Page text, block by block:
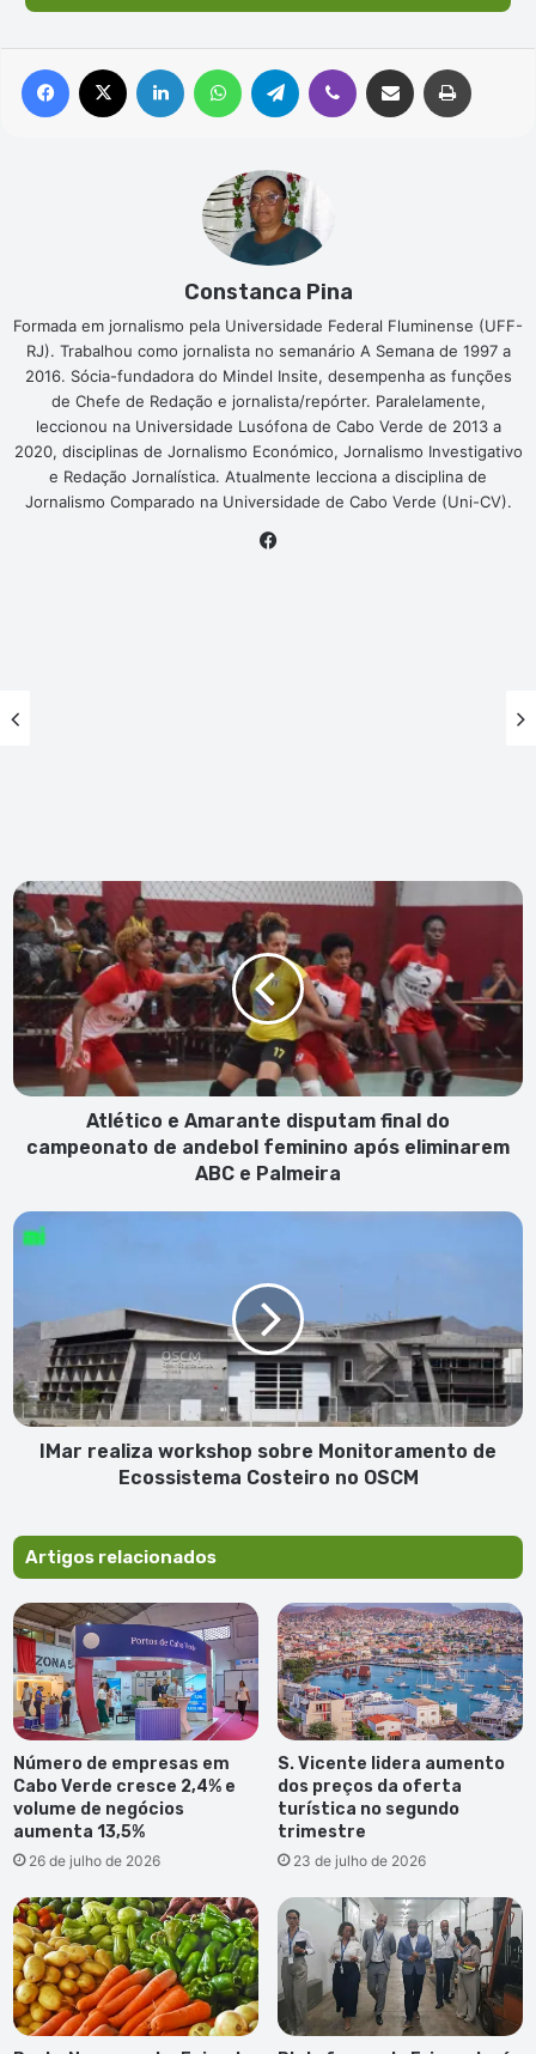
Facebook Linkedin WhatsAppTelegram Viber Compartilhar via e-mail
Constanca Pina
Formada em jornalismo pela Universidade Federal Fluminense (UFF-
RJ). Trabalhou como jornalista no semanário A Semana de 1997 a
2016. Sócia-fundadora do Mindel Insite, desempenha as funções
de Chefe de Redação e jornalista/repórter. Paralelamente,
leccionou na Universidade Lusófona de Cabo Verde de 2013 a
2020, disciplinas de Jornalismo Económico, Jornalismo Investigativo
e Redação Jornalística. Atualmente lecciona a disciplina de
Jornalismo Comparado na Universidade de Cabo Verde (Uni-CV).
Atlético
e
Amarante
disputam
final
campeonato
de
andebol
após
e
Palmeira
Atlético e Amarante disputam final do
campeonato de andebol feminino após eliminarem
ABC e Palmeira
IMar
realiza
Monitoramento
de
Ecossistema
Costeiro
no
OSCMIMar realiza workshop sobre Monitoramento de
Ecossistema Costeiro no OSCM
Artigos relacionados
Número de empresas em
Cabo Verde cresce 2,4% e
volume de negócios
aumenta 13,5%
26 de julho de 2026
S. Vicente lidera aumento
dos preços da oferta
turística no segundo
trimestre
23 de julho de 2026